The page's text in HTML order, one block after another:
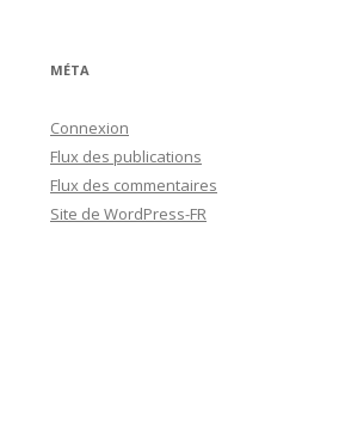
MÉTA
Connexion
Flux des publications
Flux des commentaires
Site de WordPress-FR